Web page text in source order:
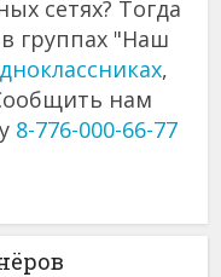
сетях? Тогда
группах "Наш
,
нам
8-776-000-66-77